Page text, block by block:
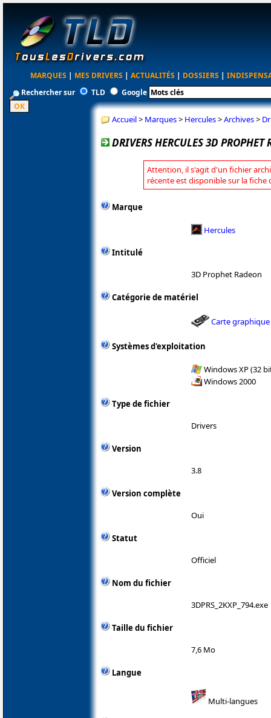
MARQUES | MES DRIVERS | ACTUALITÉS | DOSSIERS |
Rechercher sur
TLD Google
Accueil> Marques> Hercules>Archives>
DRIVERS HERCULES 3D PROPHET
Attention, il s'agit d'un fichier
récente est disponible sur la fiche
Marque
Hercules
Intitulé
3D Prophet Radeon
Catégorie de matériel
Carte graphique
Systèmes d'exploitation
Windows XP (32
Windows 2000
Type de fichier
Drivers
Version
3.8
Version complète
Oui
Statut
Officiel
Nom du fichier
3DPRS_2KXP_794.exe
Taille du fichier
7,6 Mo
Langue
Multi-langues